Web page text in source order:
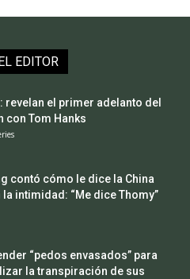
EDITOR
revelan el primer adelanto del
con Tom Hanks
contó cómo le dice la China
la intimidad: “Me dice Thomy”
“pedos envasados” para
la transpiración de sus